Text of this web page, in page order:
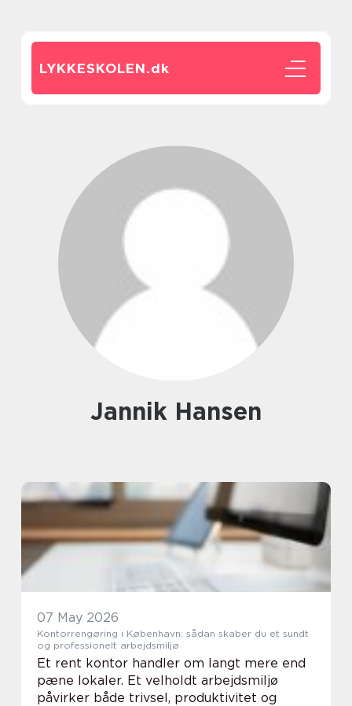
LYKKESKOLEN.dk
Jannik Hansen
07 May 2026
Kontorrengøring i København: sådan skaber du et sundt
og professionelt arbejdsmiljø
Et rent kontor handler om langt mere end
pæne lokaler. Et velholdt arbejdsmiljø
påvirker både trivsel, produktivitet og